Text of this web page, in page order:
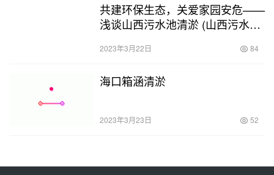
共建环保生态，关爱家园安危——
浅谈山西污水池清淤 (山西污水池
2023年3月22日 84
海口箱涵清淤
2023年3月23日 52